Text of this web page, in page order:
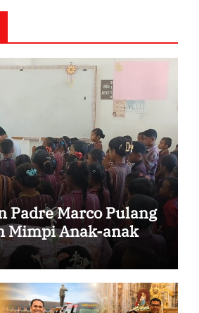
Padre Marco Pulang
Mimpi Anak-anak